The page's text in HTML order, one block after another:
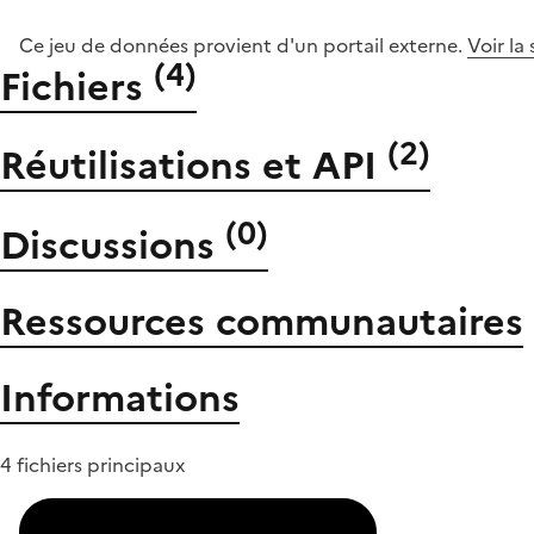
Ce jeu de données provient d'un portail externe. Voir la
Fichiers (4)
Réutilisations et API (2)
Discussions (0)
Ressources communautaires
Informations
4 fichiers principaux